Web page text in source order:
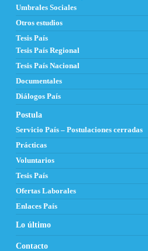
Umbrales Sociales
Otros estudios
Tesis País
Tesis País Regional
Tesis País Nacional
Documentales
Diálogos País
Postula
Servicio País – Postulaciones cerradas
Prácticas
Voluntarios
Tesis País
Ofertas Laborales
Enlaces País
Lo último
Contacto